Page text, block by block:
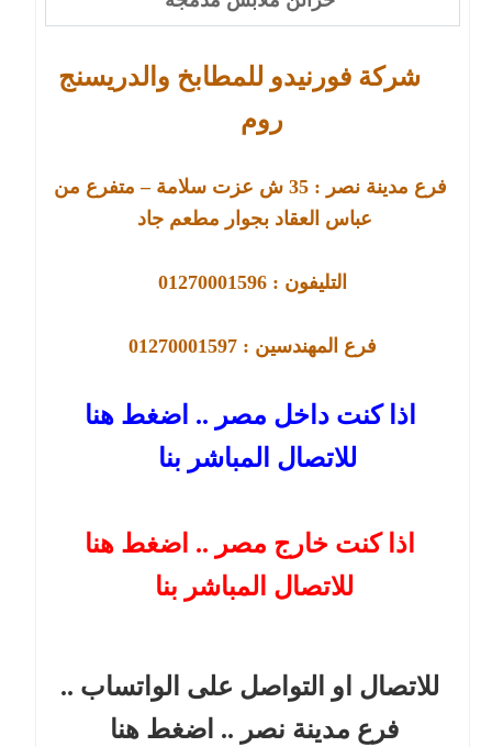
شركة فورنيدو للمطابخ والدريسنج
روم
فرع مدينة نصر :35 ش عزت سلامة – متفرع من
عباس العقاد بجوار مطعم جاد
التليفون : 01270001596
فرع المهندسين : 01270001597
اذا كنت داخل مصر .. اضغط هنا
للاتصال المباشر بنا
اذا كنت خارج مصر .. اضغط هنا
للاتصال المباشر بنا
للاتصال او التواصل على الواتساب ..
فرع مدينة نصر .. اضغط هنا